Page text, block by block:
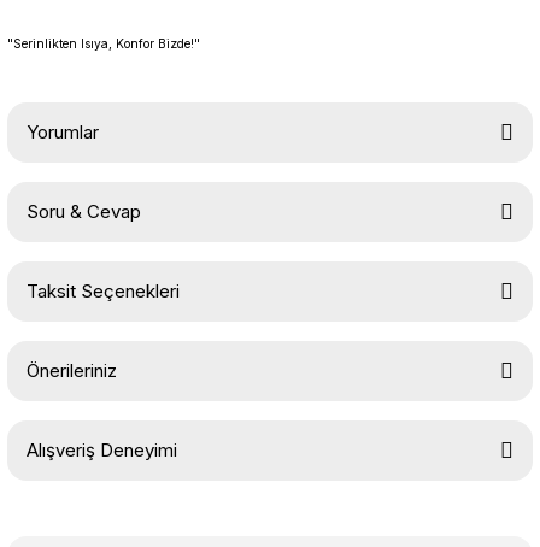
"Serinlikten Isıya, Konfor Bizde!"
Yorumlar
Soru & Cevap
Taksit Seçenekleri
Önerileriniz
konularda yetersiz gördüğünüz noktaları öneri formunu kullanarak
Alışveriş Deneyimi